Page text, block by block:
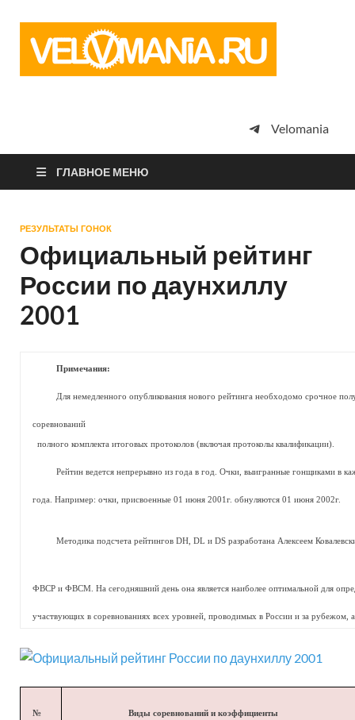
просто
Velomania
ГЛАВНОЕ МЕНЮ
РЕЗУЛЬТАТЫ ГОНОК
Официальный рейтинг
России по даунхиллу
2001
Примечания:
Для немедленного опубликования нового рейтинга необходомо срочное
соревнований
полного комплекта итоговых протоколов (включая протоколы квалификации).
Рейтин ведется непрерывно из года в год. Очки, выигранные гонщиками в
года. Например: очки, присвоенные 01 июня 2001г. обнуляются 01 июня 2002г.
Методика подсчета рейтингов DH, DL и DS разработана Алексеем
ФВСР и ФВСМ. На сегодняшний день она является наиболее оптимальной для
участвующих в соревнованиях всех уровней, проводимых в России и за рубежом,
№ Виды соревнований и коэффициенты